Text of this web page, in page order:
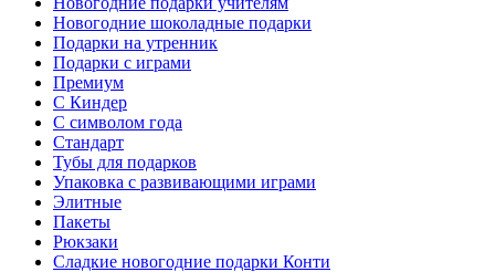
Новогодние шоколадные подарки
Подарки на утренник
Подарки с играми
Премиум
С Киндер
С символом года
Стандарт
Тубы для подарков
Упаковка с развивающими играми
Элитные
Пакеты
Рюкзаки
Сладкие новогодние подарки Конти